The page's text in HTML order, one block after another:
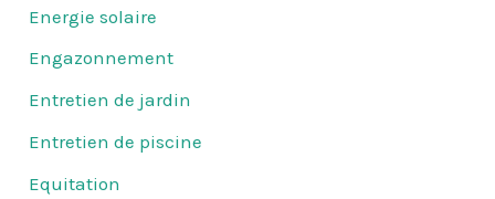
Energie solaire
Engazonnement
Entretien de jardin
Entretien de piscine
Equitation